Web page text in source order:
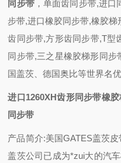
同步带，单面齿同步带,进口
步带,进口橡胶同步带,橡胶
齿同步带,方形齿同步带,T型
同步带,三之星橡胶梯形同
国盖茨、德国奥比等世界名优
进口1260XH齿形同步带橡
同步带
产品简介:美国GATES盖茨
盖茨公司已成为*zui大的汽